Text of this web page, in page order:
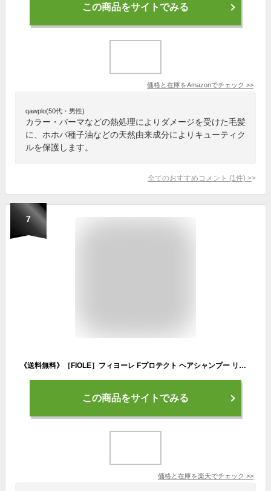
この商品をサイトでみる
価格と在庫をAmazonでチェック >>
qawplo(50代・男性)
カラー・パーマなどの熱処理によりダメージを受けた毛髪
に、ホホバ種子油などの天然由来成分によりキューティク
ルを保護します。
全てのおすすめコメント (1 件) >
7
《送料無料》［FIOLE］フィヨーレ Fプロテクト ヘアシャンプー リッチタイプ 1000mL ＜ポンプタイプ＞ &#127808;ギフト・プレゼントに&#127808;
この商品をサイトでみる
価格と在庫を楽天でチェック >>